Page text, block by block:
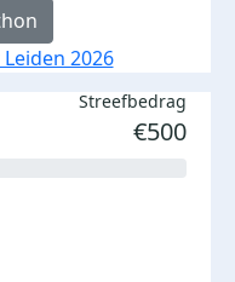
2026
Streefbedrag
€500